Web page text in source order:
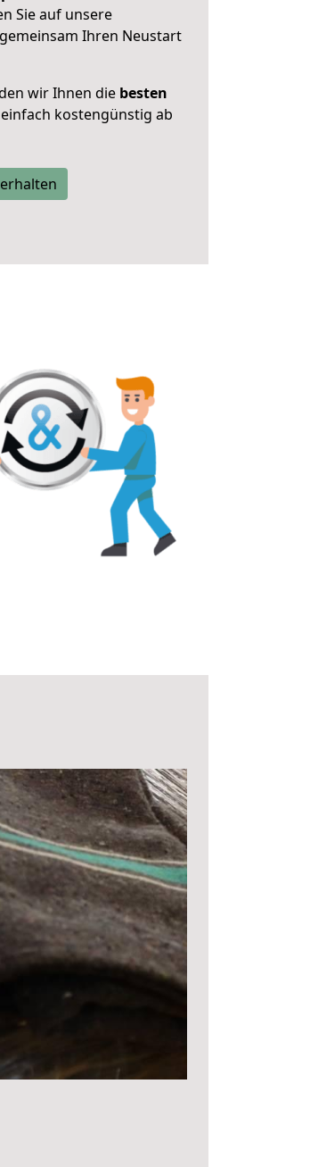
Sie auf unsere
Ihren Neustart
wir Ihnen die besten
kostengünstig ab